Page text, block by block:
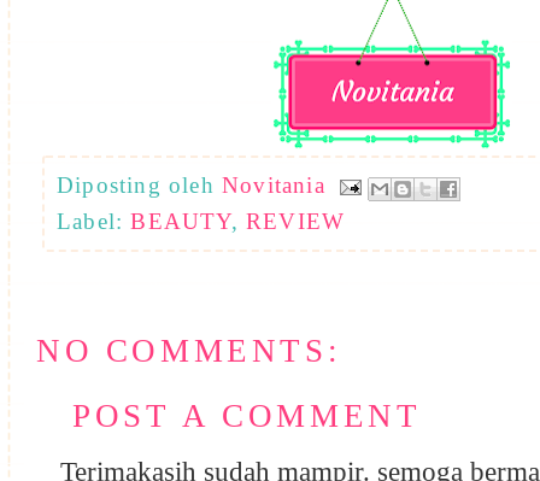
Diposting oleh Novitania
Label:BEAUTY,REVIEW
NO COMMENTS:
POST A COMMENT
Terimakasih sudah mampir. semoga